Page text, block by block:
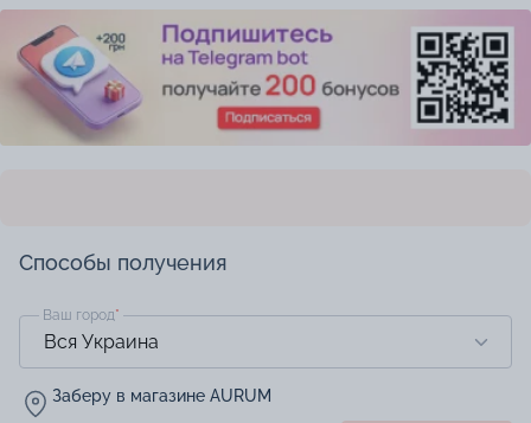
Способы получения
Ваш город*
Заберу в магазине AURUM